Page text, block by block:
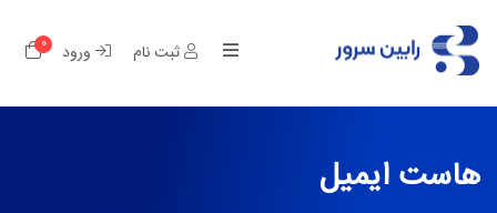
ثبت نام ورود 0
هاست ایمیل